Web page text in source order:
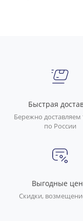
Быстрая
Бережно доставляем
по России
Выгодные
Скидки,